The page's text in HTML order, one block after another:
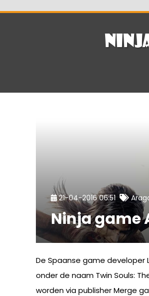
21-04-2016 06:51
Ninja game
De Spaanse game
onder de naam Twin Souls:
worden via publisher Merge